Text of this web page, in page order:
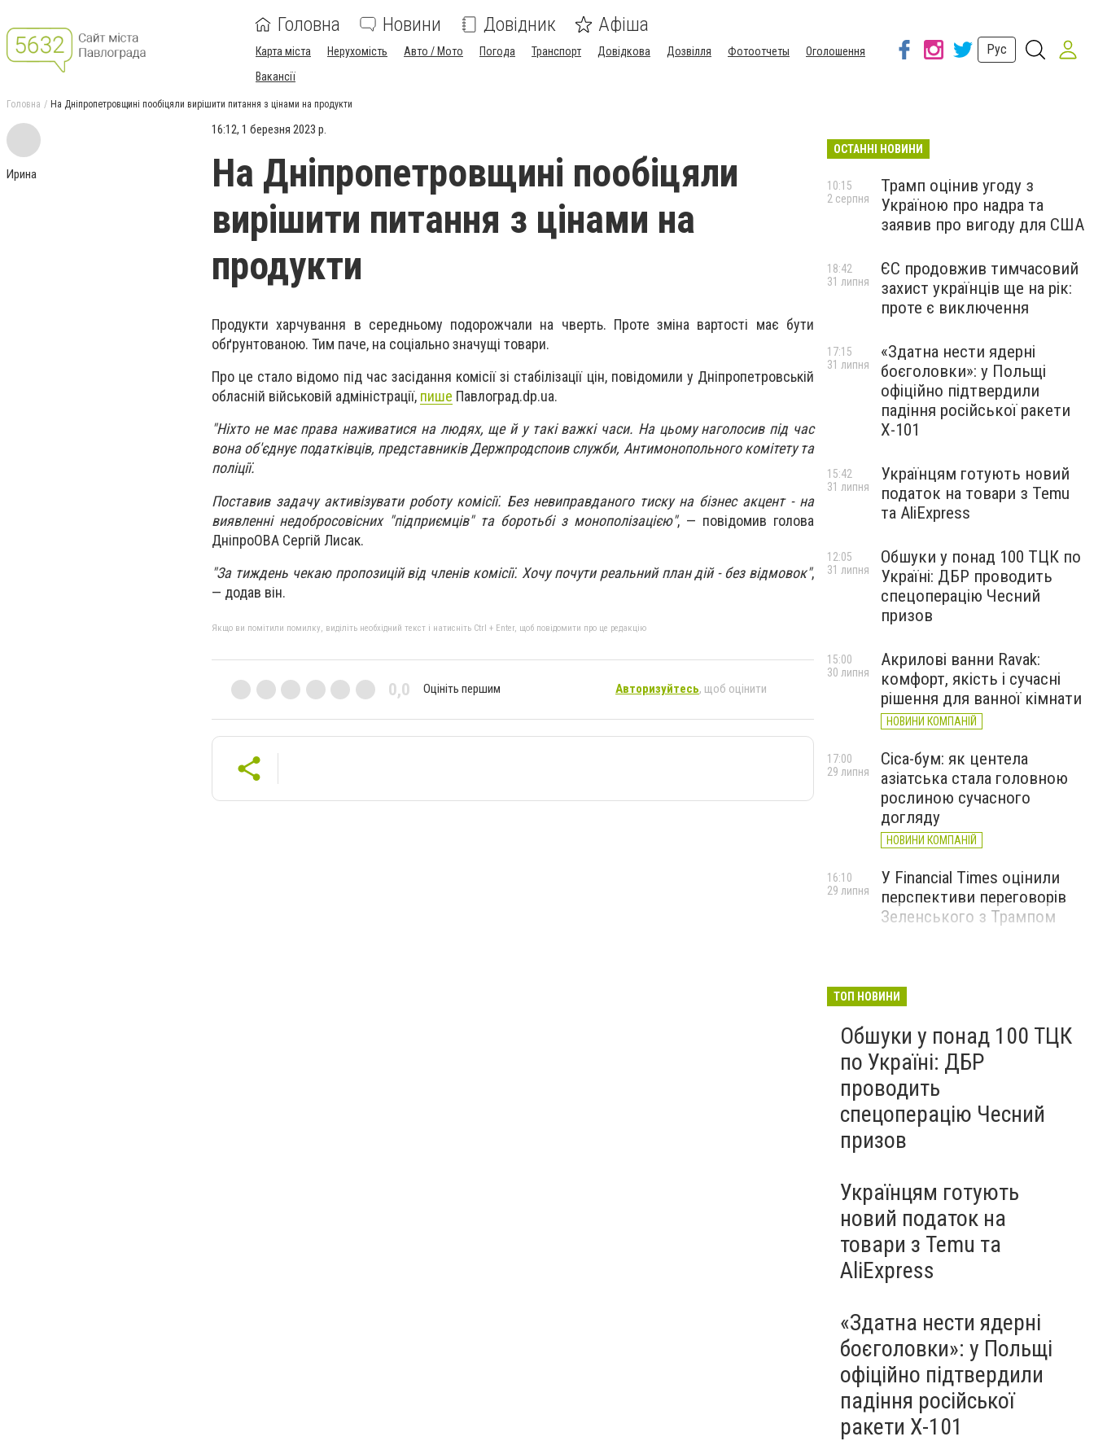
Головна Новини Довідник Афіша
Карта міста Нерухомість Авто / Мото Погода Транспорт Довідкова Дозвілля Фотоотчеты
Оголошення
Вакансії
Рус
Головна На Дніпропетровщині пообіцяли вирішити питання з цінами на продукти
Ирина
16:12, 1 березня 2023 р.
На Дніпропетровщині пообіцяли
вирішити питання з цінами на
продукти
Продукти харчування в середньому подорожчали на чверть. Проте зміна вартості має бути
обґрунтованою. Тим паче, на соціально значущі товари.
Про це стало відомо під час засідання комісії зі стабілізації цін, повідомили у Дніпропетровській
обласній військовій адміністрації, пише Павлоград.dp.ua.
"Ніхто не має права наживатися на людях, ще й у такі важкі часи. На цьому наголосив під час
вона об'єднує податківців, представників Держпродспоив служби, Антимонопольного комітету та
поліції.
Поставив задачу активізувати роботу комісії. Без невиправданого тиску на бізнес акцент - на
виявленні недобросовісних "підприємців" та боротьбі з монополізацією", — повідомив голова
ДніпроОВА Сергій Лисак.
"За тиждень чекаю пропозицій від членів комісії. Хочу почути реальний план дій - без відмовок",
— додав він.
Якщо ви помітили помилку, виділіть необхідний текст і натисніть Ctrl + Enter, щоб повідомити про це редакцію
0,0 Оцініть першим Авторизуйтесь, щоб оцінити
ОСТАННІ НОВИНИ
Трамп оцінив угоду з
Україною про надра та
заявив про вигоду для США
10:15
2 серпня
ЄС продовжив тимчасовий
захист українців ще на рік:
проте є виключення
18:42
31 липня
«Здатна нести ядерні
боєголовки»: у Польщі
офіційно підтвердили
падіння російської ракети
Х-101
17:15
31 липня
Українцям готують новий
податок на товари з Temu
та AliExpress
15:42
31 липня
Обшуки у понад 100 ТЦК по
Україні: ДБР проводить
спецоперацію Чесний
призов
12:05
31 липня
Акрилові ванни Ravak:
комфорт, якість і сучасні
рішення для ванної кімнати
НОВИНИ КОМПАНІЙ
15:00
30 липня
Cica-бум: як центела
азіатська стала головною
рослиною сучасного
догляду
НОВИНИ КОМПАНІЙ
17:00
29 липня
У Financial Times оцінили
перспективи переговорів
Зеленського з Трампом
16:10
29 липня
ТОП НОВИНИ
Обшуки у понад 100 ТЦК
по Україні: ДБР
проводить
спецоперацію Чесний
призов
Українцям готують
новий податок на
товари з Temu та
AliExpress
«Здатна нести ядерні
боєголовки»: у Польщі
офіційно підтвердили
падіння російської
ракети Х-101